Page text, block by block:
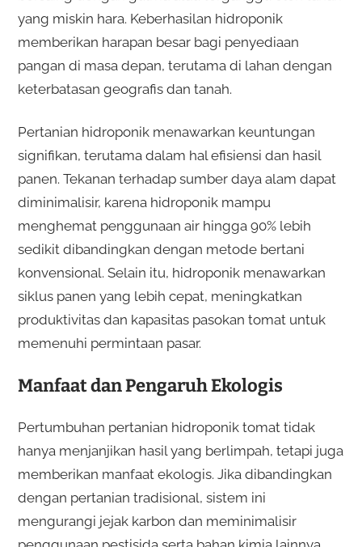
yang miskin hara. Keberhasilan hidroponik
memberikan harapan besar bagi penyediaan
pangan di masa depan, terutama di lahan dengan
keterbatasan geografis dan tanah.
Pertanian hidroponik menawarkan keuntungan
signifikan, terutama dalam hal efisiensi dan hasil
panen. Tekanan terhadap sumber daya alam dapat
diminimalisir, karena hidroponik mampu
menghemat penggunaan air hingga 90% lebih
sedikit dibandingkan dengan metode bertani
konvensional. Selain itu, hidroponik menawarkan
siklus panen yang lebih cepat, meningkatkan
produktivitas dan kapasitas pasokan tomat untuk
memenuhi permintaan pasar.
Manfaat dan Pengaruh Ekologis
Pertumbuhan pertanian hidroponik tomat tidak
hanya menjanjikan hasil yang berlimpah, tetapi juga
memberikan manfaat ekologis. Jika dibandingkan
dengan pertanian tradisional, sistem ini
mengurangi jejak karbon dan meminimalisir